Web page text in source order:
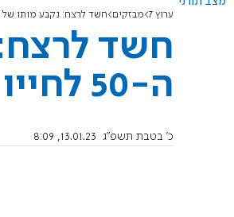
ערוץ 7 מבזקים חשד לרצח: נקבע מותו של הגבר בשנות ה-50 לחייו
חשד
ה-50 לחייו שנורה בשכונת ג'ואריש ברמלה
כ' בטבת תשפ"ג 13.01.23, 8:09